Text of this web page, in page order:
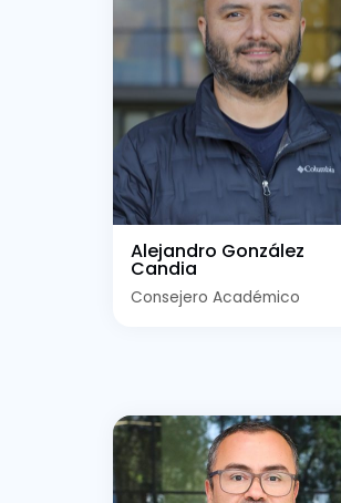
Alejandro González
Candia
Consejero Académico